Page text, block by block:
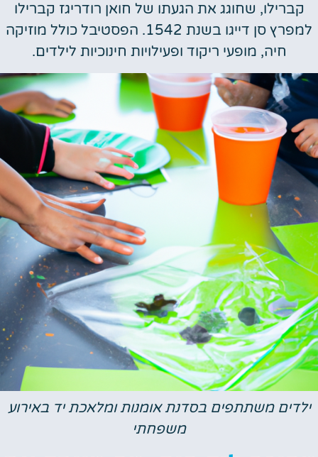
קברילו, שחוגג את הגעתו של חואן רודריגז קברילו
למפרץ סן דייגו בשנת 1542. הפסטיבל כולל מוזיקה
חיה, מופעי ריקוד ופעילויות חינוכיות לילדים.
ילדים משתתפים בסדנת אומנות ומלאכת יד באירוע
משפחתי